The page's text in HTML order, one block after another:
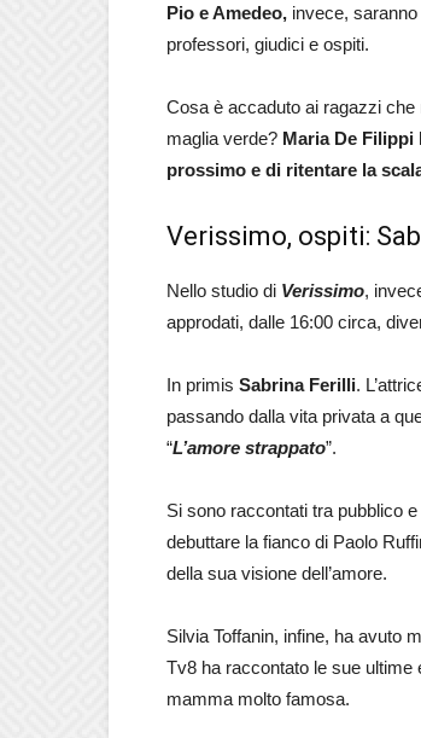
Pio e Amedeo, invece,
professori, giudici e ospiti.
Cosa è accaduto ai ragazzi che
maglia verde? Maria De
prossimo e di ritentare la
Verissimo, ospiti:
Nello studio di Verissimo,
approdati, dalle 16:00 circa,
In primis Sabrina Ferilli.
passando dalla vita privata a
“L’amore strappato”.
Si sono raccontati tra pubblico
debuttare la fianco di Paolo
della sua visione dell’amore.
Silvia Toffanin, infine, ha avuto
Tv8 ha raccontato le sue
mamma molto famosa.